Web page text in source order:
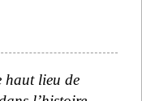
haut lieu de